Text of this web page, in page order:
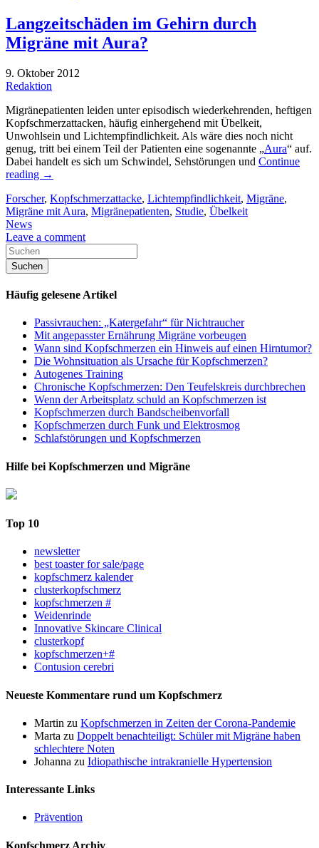
Langzeitschäden im Gehirn durch
Migräne mit Aura?
9. Oktober 2012
Redaktion
Migränepatienten leiden unter episodisch wiederkehrenden, heftigen
Kopfschmerzattacken, häufig einhergehend mit Übelkeit,
Unwohlsein und Lichtempfindlichkeit. Als wäre dies noch nicht
genug, tritt bei einem Teil der Patienten eine sogenannte „Aura“ auf.
Dabei handelt es sich um Schwindel, Sehstörungen und Continue
reading →
Forscher, Kopfschmerzattacke, Lichtempfindlichkeit, Migräne,
Migräne mit Aura, Migränepatienten, Studie, Übelkeit
News
Leave a comment
Häufig gelesene Artikel
Passivrauchen: „Katergefahr“ für Nichtraucher
Mit angepasster Ernährung Migräne vorbeugen
Wann sind Kopfschmerzen ein Hinweis auf einen Hirntumor?
Die Wohnsituation als Ursache für Kopfschmerzen?
Autogenes Training
Chronische Kopfschmerzen: Den Teufelskreis durchbrechen
Wenn der Arbeitsplatz schuld an Kopfschmerzen ist
Kopfschmerzen durch Bandscheibenvorfall
Kopfschmerzen durch Funk und Elektrosmog
Schlafstörungen und Kopfschmerzen
Hilfe bei Kopfschmerzen und Migräne
Top 10
newsletter
best toaster for sale/page
kopfschmerz kalender
clusterkopfschmerz
kopfschmerzen #
Weidenrinde
Innovative Skincare Clinical
clusterkopf
kopfschmerzen+#
Contusion cerebri
Neueste Kommentare rund um Kopfschmerz
Martin zu Kopfschmerzen in Zeiten der Corona-Pandemie
Marta zu Doppelt benachteiligt: Schüler mit Migräne haben
schlechtere Noten
Johanna zu Idiopathische intrakranielle Hypertension
Interessante Links
Prävention
Kopfschmerz Archiv